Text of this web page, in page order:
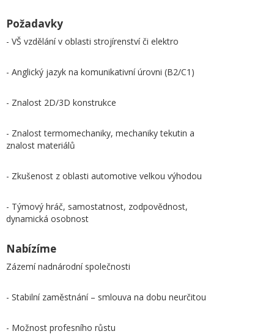
Požadavky
- VŠ vzdělání v oblasti strojírenství či elektro
- Anglický jazyk na komunikativní úrovni (B2/C1)
- Znalost 2D/3D konstrukce
- Znalost termomechaniky, mechaniky tekutin a
znalost materiálů
- Zkušenost z oblasti automotive velkou výhodou
- Týmový hráč, samostatnost, zodpovědnost,
dynamická osobnost
Nabízíme
Zázemí nadnárodní společnosti
- Stabilní zaměstnání – smlouva na dobu neurčitou
- Možnost profesního růstu